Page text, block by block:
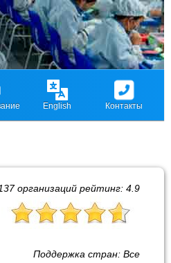
English Контакты
137организаций рейтинг: 4.9
Поддержка стран: Все